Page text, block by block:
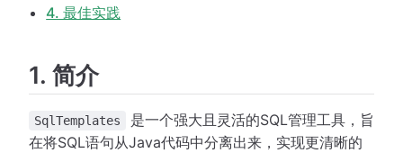
4. 最佳实践
1. 简介
SqlTemplates
是一个强大且灵活的SQL管理工具，旨
在将SQL语句从Java代码中分离出来，实现更清晰的